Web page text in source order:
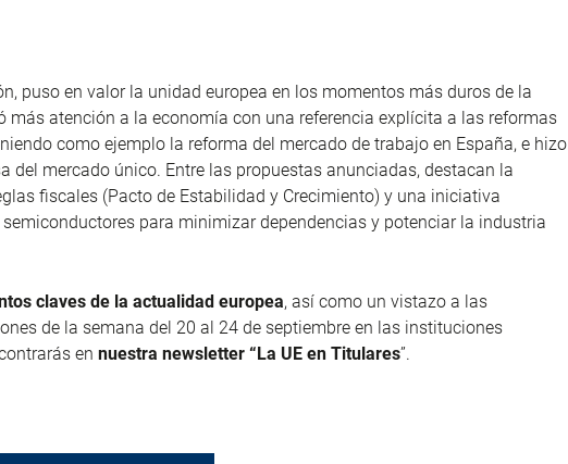
puso en valor la unidad europea en los momentos más duros de la
más atención a la economía con una referencia explícita a las reformas
como ejemplo la reforma del mercado de trabajo en España, e hizo
del mercado único. Entre las propuestas anunciadas, destacan la
fiscales (Pacto de Estabilidad y Crecimiento) y una iniciativa
para minimizar dependencias y potenciar la industria
claves de la actualidad europea, así como un vistazo a las
de la semana del 20 al 24 de septiembre en las instituciones
en nuestra newsletter “La UE en Titulares”.